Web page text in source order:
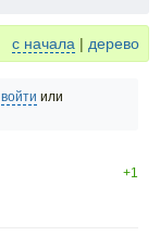
с начала | дерево
войти или
+1